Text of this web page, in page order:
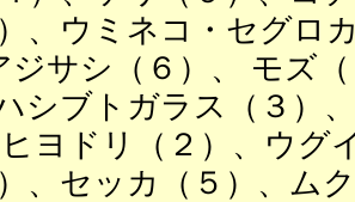
、ウミネコ・セグロ
ジサシ（６）、 モズ
ハシブトガラス（３）
ヒヨドリ（２）、ウグ
、セッカ（５）、ム